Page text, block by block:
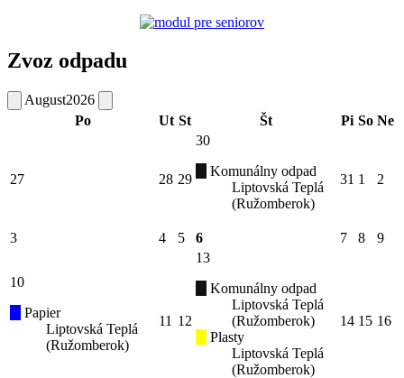
Zvoz odpadu
August2026
Po
Ut St Št Pi So Ne
27 28 29
30
Komunálny odpad
Liptovská Teplá
(Ružomberok)
31 1 2
3 4 5 6 7 8 9
10
Papier
Liptovská Teplá
(Ružomberok)
11 12
13
Komunálny odpad
Liptovská Teplá
(Ružomberok)
Plasty
Liptovská Teplá
(Ružomberok)
14 15 16